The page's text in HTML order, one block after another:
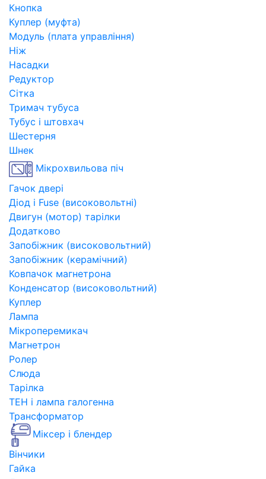
Кнопка
Куплер (муфта)
Модуль (плата управління)
Ніж
Насадки
Редуктор
Сітка
Тримач тубуса
Тубус і штовхач
Шестерня
Шнек
Мікрохвильова піч
Гачок двері
Діод і Fuse (високовольтні)
Двигун (мотор) тарілки
Додатково
Запобіжник (високовольтний)
Запобіжник (керамічний)
Ковпачок магнетрона
Конденсатор (високовольтний)
Куплер
Лампа
Мікроперемикач
Магнетрон
Ролер
Слюда
Тарілка
ТЕН і лампа галогенна
Трансформатор
Міксер і блендер
Вінчики
Гайка